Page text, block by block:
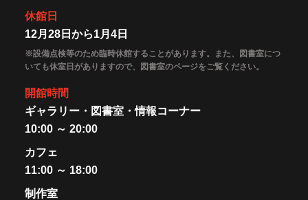
休館日
12月28日から1月4日
※設備点検等のため臨時休館することがあります。また、図書室につ
いても休室日がありますので、図書室のページをご覧ください。
開館時間
ギャラリー・図書室・情報コーナー
10:00 ～ 20:00
カフェ
11:00 ～ 18:00
制作室